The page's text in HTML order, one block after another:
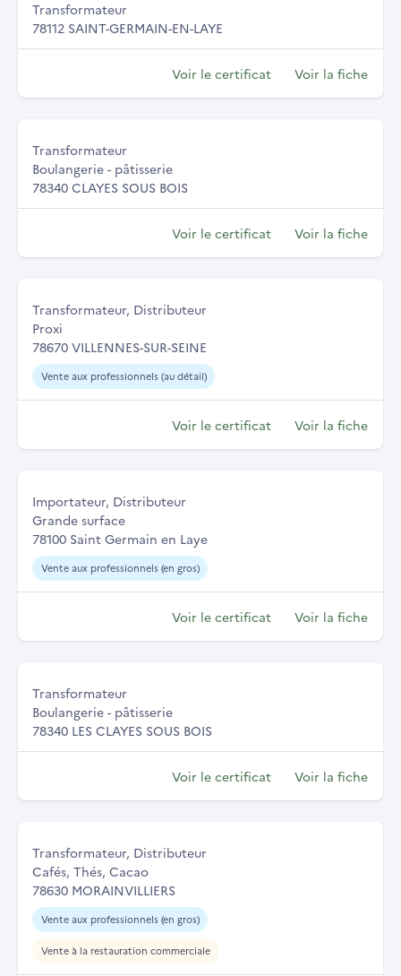
Transformateur
78112 SAINT-GERMAIN-EN-LAYE
Voir le certificat Voir la fiche
Transformateur
Boulangerie - pâtisserie
78340 CLAYES SOUS BOIS
Voir le certificat Voir la fiche
Transformateur, Distributeur
Proxi
78670 VILLENNES-SUR-SEINE
Vente aux professionnels (au détail)
Voir le certificat Voir la fiche
Importateur, Distributeur
Grande surface
78100 Saint Germain en Laye
Vente aux professionnels (en gros)
Voir le certificat Voir la fiche
Transformateur
Boulangerie - pâtisserie
78340 LES CLAYES SOUS BOIS
Voir le certificat Voir la fiche
Transformateur, Distributeur
Cafés, Thés, Cacao
78630 MORAINVILLIERS
Vente aux professionnels (en gros)
Vente à la restauration commerciale